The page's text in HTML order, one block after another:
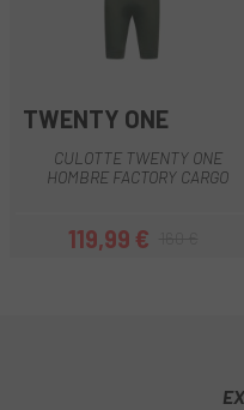
TWENTY ONE
CULOTTE TWENTY ONE
HOMBRE FACTORY CARGO
Precio
119,99 €Precio regular